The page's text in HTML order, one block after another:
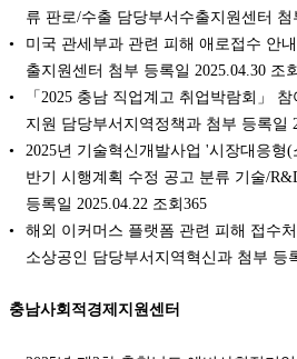
류 판로/수출 담당부서수출지원센터 첨
미국 관세부과 관련 피해 애로접수 안
출지원센터 첨부 등록일 2025.04.30 조
「2025 충남 직업계고 취업박람회」
지원 담당부서지역정책과 첨부 등록일
2025년 기술혁신개발사업 '시장대응형
반기 시행계획 수정 공고 분류 기술/
등록일 2025.04.22 조회365
해외 이커머스 플랫폼 관련 피해 접수
소상공인 담당부서지역혁신과 첨부 등
충남사회적경제지원센터